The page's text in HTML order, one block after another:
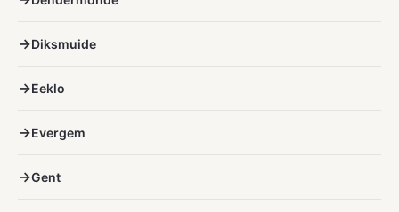
Diksmuide
Eeklo
Evergem
Gent